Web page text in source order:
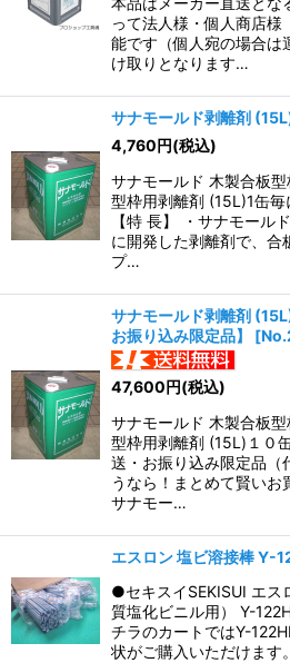
って法人様・個人商店
能です（個人宛の場合は
け取りとなります…
サナモールド剥離剤
4,760円(税込)
サナモールド 木製合板
型枠用剥離剤 (15L)1缶毎
【特 長】 ・サナモール
に開発した剥離剤で、合
プ…
サナモールド剥離剤
お振り込み限定品】
[
47,600円(税込)
サナモールド 木製合板
型枠用剥離剤 (15L)１０
送・お振り込み限定品（
うなら！まとめて賢いお
サナモー…
エスロン 塩ビ溶接棒 Y-
●セキスイSEKISUI エス
質塩化ビニル用） Y-
チラのカートではY-
状がご購入いただけます